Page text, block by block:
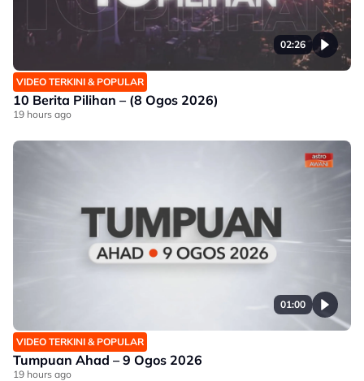
02:26
VIDEO TERKINI & POPULAR
10 Berita Pilihan – (8 Ogos 2026)
19 hours ago
01:00
VIDEO TERKINI & POPULAR
Tumpuan Ahad – 9 Ogos 2026
19 hours ago